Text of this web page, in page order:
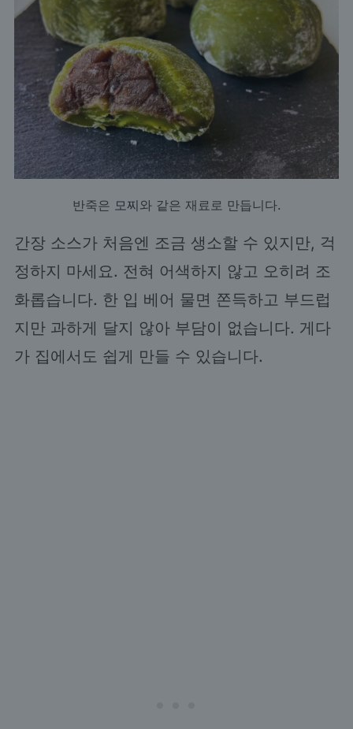
반죽은 모찌와 같은 재료로 만듭니다.
간장 소스가 처음엔 조금 생소할 수 있지만, 걱
정하지 마세요. 전혀 어색하지 않고 오히려 조
화롭습니다. 한 입 베어 물면 쫀득하고 부드럽
지만 과하게 달지 않아 부담이 없습니다. 게다
가 집에서도 쉽게 만들 수 있습니다.